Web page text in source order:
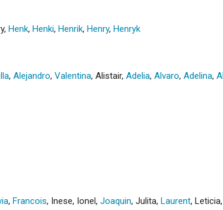
, Henk, Henki, Henrik, Henry, Henryk
, Alejandro, Valentina, Alistair, Adelia, Alvaro, Adelina,
, Francois, Inese, Ionel, Joaquin, Julita, Laurent, Leticia,